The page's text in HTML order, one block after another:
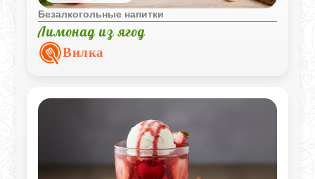
Безалкогольные напитки
Лимонад из ягод
Вилка